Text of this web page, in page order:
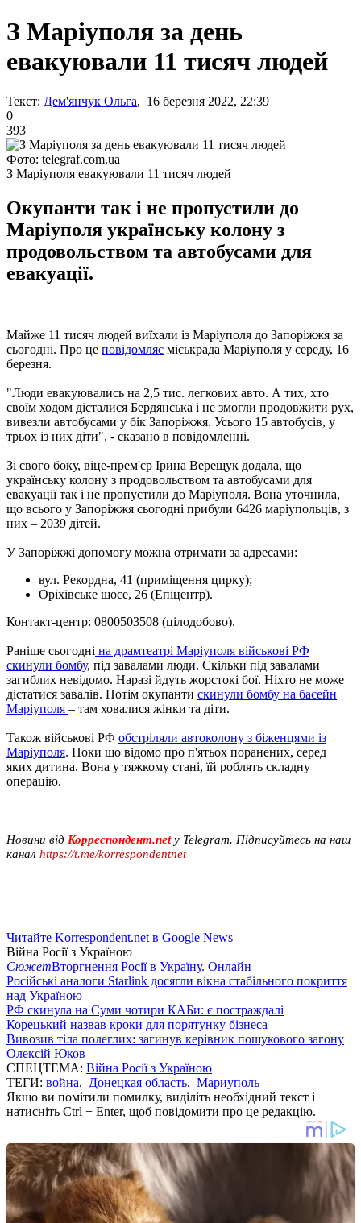
З Маріуполя за день
евакуювали 11 тисяч людей
Текст: Дем'янчук Ольга, 16 березня 2022, 22:39
0
393
Фото: telegraf.com.ua
З Маріуполя евакуювали 11 тисяч людей
Окупанти так і не пропустили до
Маріуполя українську колону з
продовольством та автобусами для
евакуації.
Майже 11 тисяч людей виїхали із Маріуполя до Запоріжжя за
сьогодні. Про це повідомляє міськрада Маріуполя у середу, 16
березня.
"Люди евакуювались на 2,5 тис. легкових авто. А тих, хто
своїм ходом дісталися Бердянська і не змогли продовжити рух,
вивезли автобусами у бік Запоріжжя. Усього 15 автобусів, у
трьох із них діти", - сказано в повідомленні.
Зі свого боку, віце-прем'єр Ірина Верещук додала, що
українську колону з продовольством та автобусами для
евакуації так і не пропустили до Маріуполя. Вона уточнила,
що всього у Запоріжжя сьогодні прибули 6426 маріупольців, з
них – 2039 дітей.
У Запоріжжі допомогу можна отримати за адресами:
вул. Рекордна, 41 (приміщення цирку);
Оріхівське шосе, 26 (Епіцентр).
Контакт-центр: 0800503508 (цілодобово).
Раніше сьогодні на драмтеатрі Маріуполя військові РФ
скинули бомбу, під завалами люди. Скільки під завалами
загиблих невідомо. Наразі йдуть жорстокі бої. Ніхто не може
дістатися завалів. Потім окупанти скинули бомбу на басейн
Маріуполя – там ховалися жінки та діти.
Також військові РФ обстріляли автоколону з біженцями із
Маріуполя. Поки що відомо про п'ятьох поранених, серед
яких дитина. Вона у тяжкому стані, їй роблять складну
операцію.
Новини від Корреспондент.netу Telegram. Підписуйтесь на наш
канал https://t.me/korrespondentnet
Читайте Korrespondent.net в Google News
Війна Росії з Україною
СюжетВторгнення Росії в Україну. Онлайн
Російські аналоги Starlink досягли вікна стабільного покриття
над Україною
РФ скинула на Суми чотири КАБи: є постраждалі
Корецький назвав кроки для порятунку бізнеса
Вивозив тіла полеглих: загинув керівник пошукового загону
Олексій Юков
СПЕЦТЕМА: Війна Росії з Україною
ТЕГИ: война, Донецкая область, Мариуполь
Якщо ви помітили помилку, виділіть необхідний текст і
натисніть Ctrl + Enter, щоб повідомити про це редакцію.